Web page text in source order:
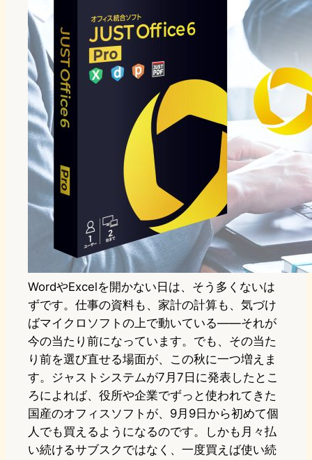
o
n
y
o
WordやExcelを開かない日は、そう多くないは
ずです。仕事の資料も、家計の計算も、気づけ
ばマイクロソフトの上で動いている——それが
今の当たり前になっています。でも、その当た
り前を選び直せる場面が、この秋に一つ増えま
す。ジャストシステムが7月7日に発表したとこ
ろによれば、役所や企業でずっと使われてきた
国産のオフィスソフトが、9月9日から初めて個
人でも買えるようになるのです。しかも月々払
い続けるサブスクではなく、一度買えば使い続